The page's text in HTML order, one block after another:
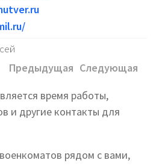
Предыдущая Следующая
время работы,
и другие контакты для
рядом с вами,